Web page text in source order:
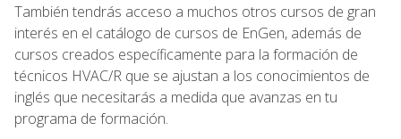
También tendrás acceso a muchos otros cursos de gran
interés en el catálogo de cursos de EnGen, además de
cursos creados específicamente para la formación de
técnicos HVAC/R que se ajustan a los conocimientos de
inglés que necesitarás a medida que avanzas en tu
programa de formación.